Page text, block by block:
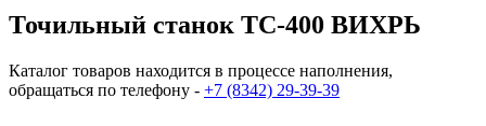
Точильный станок ТС-400 ВИХРЬ
Каталог товаров находится в процессе наполнения,
обращаться по телефону - +7 (8342) 29-39-39